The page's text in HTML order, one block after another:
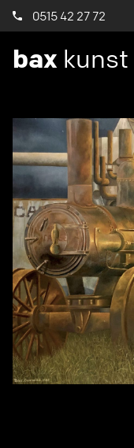
0515 42 27 72
bax kunst